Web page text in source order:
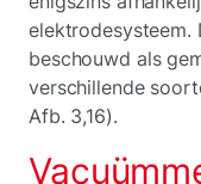
elektrodesysteem.
beschouwd als
verschillende
Afb. 3,16).